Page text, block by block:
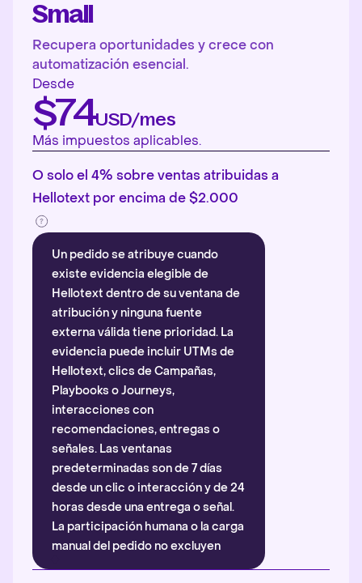
Small
Recupera oportunidades y crece con
automatización esencial.
Desde
$74USD/mes
Más impuestos aplicables.
O solo el 4% sobre ventas atribuidas a
Hellotext por encima de $2.000
Un pedido se atribuye cuando
existe evidencia elegible de
Hellotext dentro de su ventana de
atribución y ninguna fuente
externa válida tiene prioridad. La
evidencia puede incluir UTMs de
Hellotext, clics de Campañas,
Playbooks o Journeys,
interacciones con
recomendaciones, entregas o
señales. Las ventanas
predeterminadas son de 7 días
desde un clic o interacción y de 24
horas desde una entrega o señal.
La participación humana o la carga
manual del pedido no excluyen
automáticamente la atribución.